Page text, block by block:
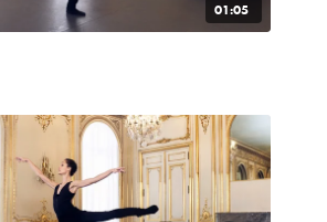
01:05